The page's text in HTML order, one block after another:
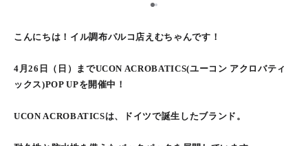
1
こんにちは！イル調布パルコ店えむちゃんです！
4月26日（日）までUCON ACROBATICS(ユーコン アクロバティ
ックス)POP UPを開催中！
UCON ACROBATICSは、ドイツで誕生したブランド。